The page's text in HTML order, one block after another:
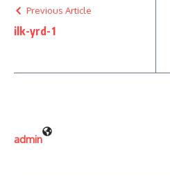
Previous Article
ilk-yrd-1
admin